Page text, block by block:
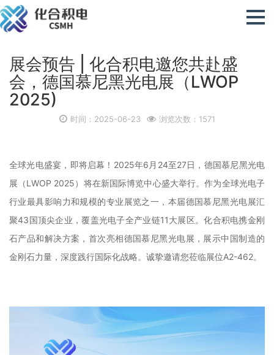
展会预告 | 化合积电邀您共赴盛
会，德国慕尼黑光电展（LWOP
2025)
时间：2025-06-23 浏览次数：1571
全球光电盛宴，即将启幕！2025年6月24至27日，德国慕尼黑光电
展（LWOP 2025）将在新国际博览中心盛大举行。作为全球光电子
行业最具影响力和规模的专业展览之一，本届德国慕尼黑光电展汇
聚43国顶尖企业，覆盖光电子全产业链11大展区。化合积电携金刚
石产品和解决方案，首次亮相德国慕尼黑光电展，展示中国制造的
金刚石力量，深度践行国际化战略。诚挚邀请您莅临展位A2-462。